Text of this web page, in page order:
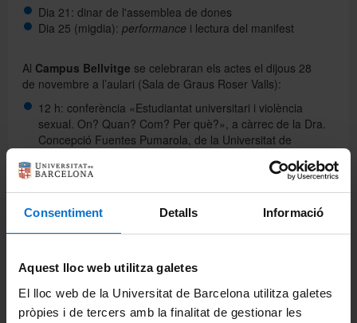
Consentiment Detalls Informació
Aquest lloc web utilitza galetes
El lloc web de la Universitat de Barcelona utilitza galetes
pròpies i de tercers amb la finalitat de gestionar les
Dia 21: dinar de l'assemblea de dones
Dia 25 (migdia): performance i lectura del manifest
Al Campus Bellvitge se celebraran els actes el dijous 28
de novembre a l’aulari (Sala de Graus Roser Valls):
12 h: conferència «Estudiantat universitari i violència
sexual. On? Quan? Com? Per què?», a càrrec de la Dra.
Concepció Fuentes Pumarola, de la Universitat de
12.45 h: presentació del curt
l'aulari